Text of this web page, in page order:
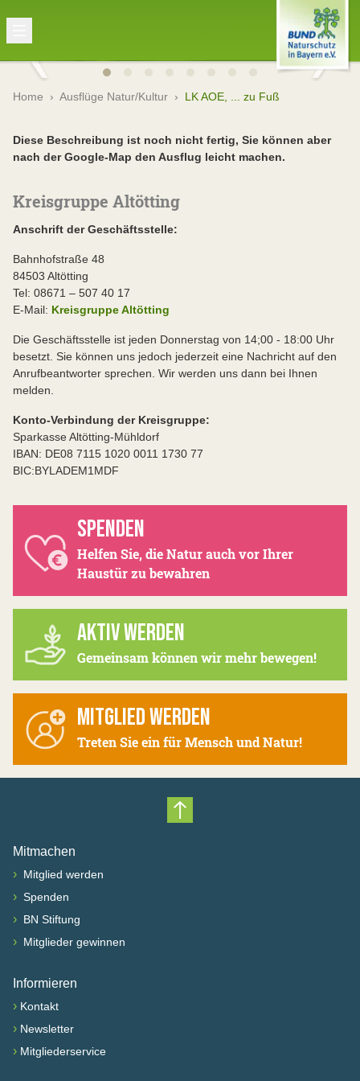
Home › Ausflüge Natur/Kultur › LK AOE, ... zu Fuß
Diese Beschreibung ist noch nicht fertig, Sie können aber
nach der Google-Map den Ausflug leicht machen.
Kreisgruppe Altötting
Anschrift der Geschäftsstelle:
Bahnhofstraße 48
84503 Altötting
Tel: 08671 – 507 40 17
E-Mail: Kreisgruppe Altötting
Die Geschäftsstelle ist jeden Donnerstag von 14;00 - 18:00 Uhr
besetzt. Sie können uns jedoch jederzeit eine Nachricht auf den
Anrufbeantworter sprechen. Wir werden uns dann bei Ihnen
melden.
Konto-Verbindung der Kreisgruppe:
Sparkasse Altötting-Mühldorf
IBAN: DE08 7115 1020 0011 1730 77
BIC:BYLADEM1MDF
SPENDEN
Helfen Sie, die Natur auch vor Ihrer
Haustür zu bewahren
AKTIV WERDEN
Gemeinsam können wir mehr bewegen!
MITGLIED WERDEN
Treten Sie ein für Mensch und Natur!
Nach oben scrollen
Mitmachen
› Mitglied werden
› Spenden
› BN Stiftung
› Mitglieder gewinnen
Informieren
› Kontakt
› Newsletter
› Mitgliederservice